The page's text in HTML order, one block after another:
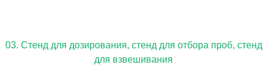
03. Стенд для дозирования, стенд для отбора проб, стенд
для взвешивания